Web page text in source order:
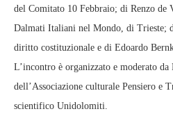
del Comitato 10 Febbraio; di Renzo de
Dalmati Italiani nel Mondo, di Trieste;
diritto costituzionale e di Edoardo
L’incontro è organizzato e moderato
dell’Associazione culturale Pensiero e
scientifico Unidolomiti.